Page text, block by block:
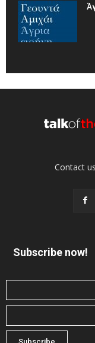
Contact
Subscribe now!